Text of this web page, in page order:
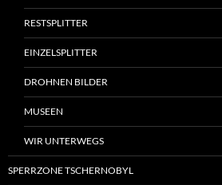
RESTSPLITTER
EINZELSPLITTER
DROHNEN BILDER
MUSEEN
WIR UNTERWEGS
SPERRZONE TSCHERNOBYL